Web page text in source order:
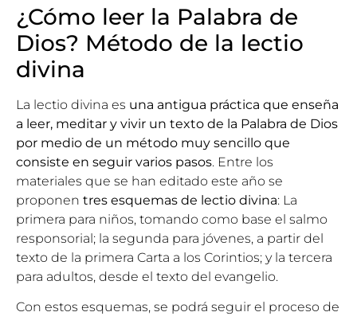
¿Cómo leer la Palabra de
Dios? Método de la lectio
divina
La lectio divina es una antigua práctica que enseña
a leer, meditar y vivir un texto de la Palabra de Dios
por medio de un método muy sencillo que
consiste en seguir varios pasos. Entre los
materiales que se han editado este año se
proponen tres esquemas de lectio divina: La
primera para niños, tomando como base el salmo
responsorial; la segunda para jóvenes, a partir del
texto de la primera Carta a los Corintios; y la tercera
para adultos, desde el texto del evangelio.
Con estos esquemas, se podrá seguir el proceso de